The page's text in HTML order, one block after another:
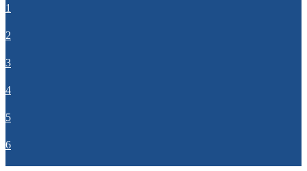
1
2
3
4
5
6